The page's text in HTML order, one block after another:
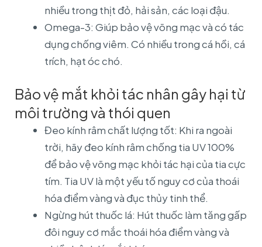
nhiều trong thịt đỏ, hải sản, các loại đậu.
Omega-3: Giúp bảo vệ võng mạc và có tác
dụng chống viêm. Có nhiều trong cá hồi, cá
trích, hạt óc chó.
Bảo vệ mắt khỏi tác nhân gây hại từ
môi trường và thói quen
Đeo kính râm chất lượng tốt: Khi ra ngoài
trời, hãy đeo kính râm chống tia UV 100%
để bảo vệ võng mạc khỏi tác hại của tia cực
tím. Tia UV là một yếu tố nguy cơ của thoái
hóa điểm vàng và đục thủy tinh thể.
Ngừng hút thuốc lá: Hút thuốc làm tăng gấp
đôi nguy cơ mắc thoái hóa điểm vàng và